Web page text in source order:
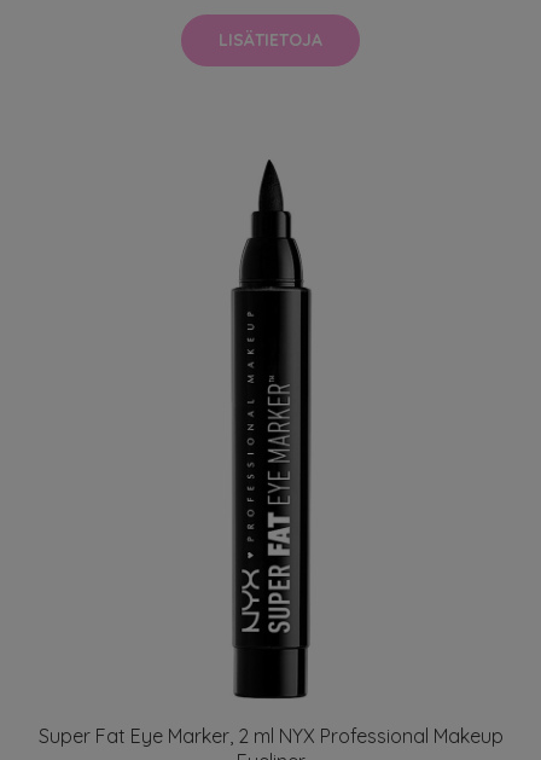
LISÄTIETOJA
Super Fat Eye Marker, 2 ml NYX Professional Makeup